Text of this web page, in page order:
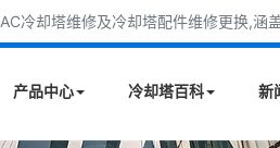
冷却塔维修及冷却塔配件维修更换,涵
产品中心 冷却塔百科 新